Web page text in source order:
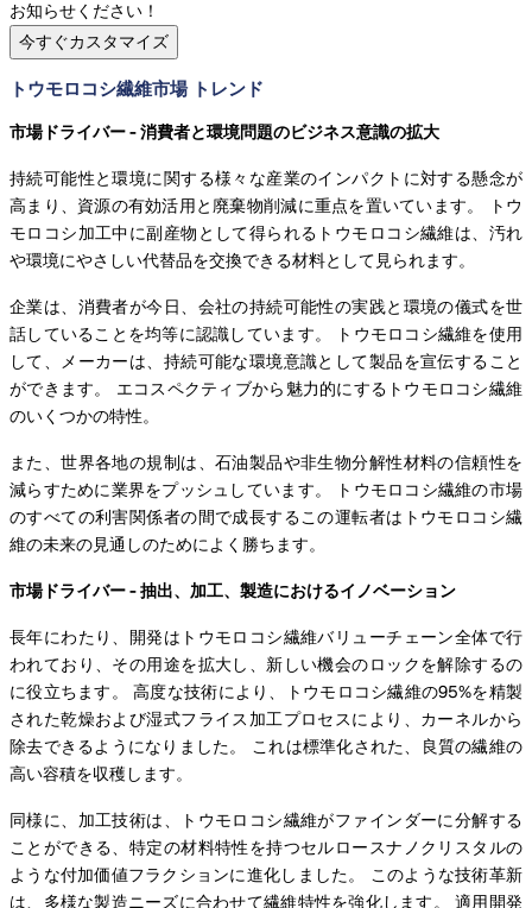
お知らせください！
今すぐカスタマイズ
トウモロコシ繊維市場 トレンド
市場ドライバー - 消費者と環境問題のビジネス意識の拡大
持続可能性と環境に関する様々な産業のインパクトに対する懸念が
高まり、資源の有効活用と廃棄物削減に重点を置いています。 トウ
モロコシ加工中に副産物として得られるトウモロコシ繊維は、汚れ
や環境にやさしい代替品を交換できる材料として見られます。
企業は、消費者が今日、会社の持続可能性の実践と環境の儀式を世
話していることを均等に認識しています。 トウモロコシ繊維を使用
して、メーカーは、持続可能な環境意識として製品を宣伝すること
ができます。 エコスペクティブから魅力的にするトウモロコシ繊維
のいくつかの特性。
また、世界各地の規制は、石油製品や非生物分解性材料の信頼性を
減らすために業界をプッシュしています。 トウモロコシ繊維の市場
のすべての利害関係者の間で成長するこの運転者はトウモロコシ繊
維の未来の見通しのためによく勝ちます。
市場ドライバー - 抽出、加工、製造におけるイノベーション
長年にわたり、開発はトウモロコシ繊維バリューチェーン全体で行
われており、その用途を拡大し、新しい機会のロックを解除するの
に役立ちます。 高度な技術により、トウモロコシ繊維の95%を精製
された乾燥および湿式フライス加工プロセスにより、カーネルから
除去できるようになりました。 これは標準化された、良質の繊維の
高い容積を収穫します。
同様に、加工技術は、トウモロコシ繊維がファインダーに分解する
ことができる、特定の材料特性を持つセルロースナノクリスタルの
ような付加価値フラクションに進化しました。 このような技術革新
は、多様な製造ニーズに合わせて繊維特性を強化します。 適用開発